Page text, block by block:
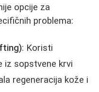
opcije za
problema:
: Koristi
iz sopstvene krvi
regeneracija kože i